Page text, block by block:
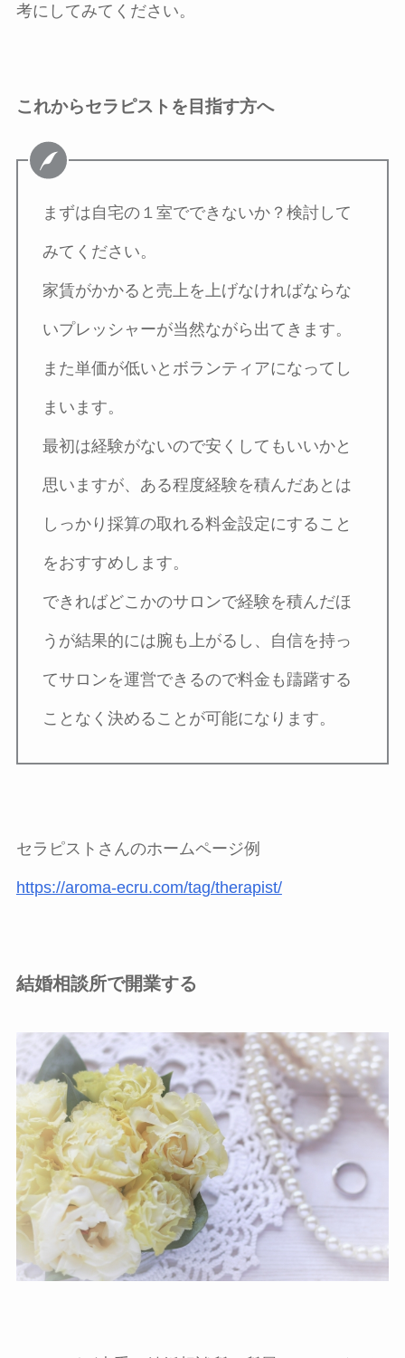
考にしてみてください。
これからセラピストを目指す方へ
まずは自宅の１室でできないか？検討して
みてください。
家賃がかかると売上を上げなければならな
いプレッシャーが当然ながら出てきます。
また単価が低いとボランティアになってし
まいます。
最初は経験がないので安くしてもいいかと
思いますが、ある程度経験を積んだあとは
しっかり採算の取れる料金設定にすること
をおすすめします。
できればどこかのサロンで経験を積んだほ
うが結果的には腕も上がるし、自信を持っ
てサロンを運営できるので料金も躊躇する
ことなく決めることが可能になります。
セラピストさんのホームページ例
https://aroma-ecru.com/tag/therapist/
結婚相談所で開業する